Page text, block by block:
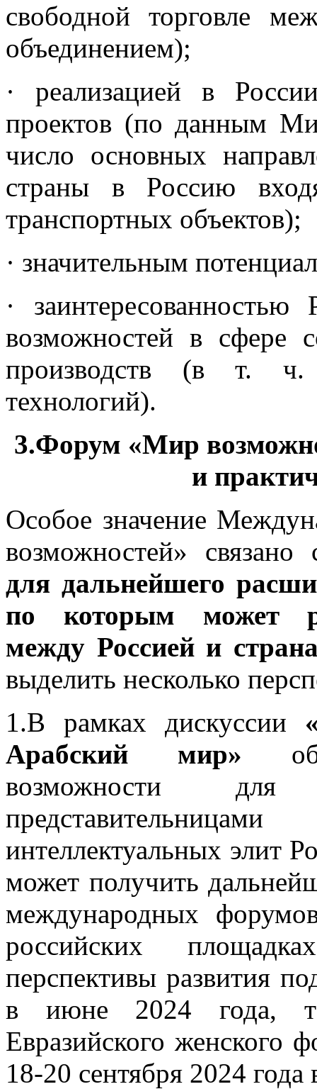
свободной торговле
объединением);
· реализацией в
проектов (по данным
число основных
страны в Россию
транспортных объектов);
· значительным
·
возможностей в сфере
производств (в т.
технологий).
3.Форум «Мир
и
Особое значение
возможностей»
для дальнейшего
по которым может
между Россией и
выделить несколько
1.В рамках дискуссии
Арабский мир»
возможности для
интеллектуальных элит
может получить
международных
российских
перспективы развития
в июне 2024 года,
Евразийского женского
18-20 сентября 2024 года